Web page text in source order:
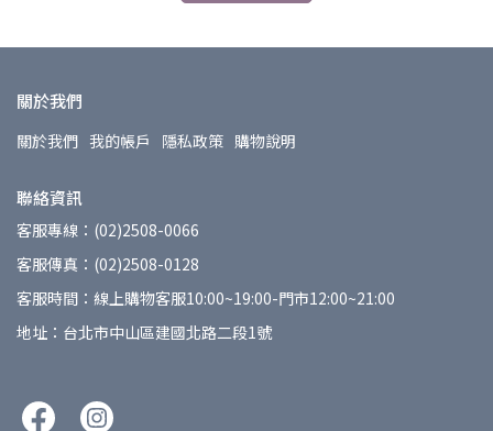
關於我們
關於我們 我的帳戶 隱私政策 購物說明
聯絡資訊
客服專線：(02)2508-0066
客服傳真：(02)2508-0128
客服時間：線上購物客服10:00~19:00-門市12:00~21:00
地址：台北市中山區建國北路二段1號